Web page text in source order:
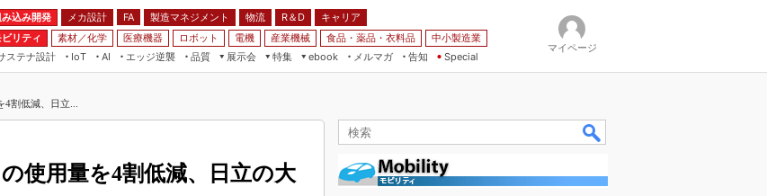
込み開発 メカ設計 FA 製造マネジメント 物流 R＆D
キャリア
リティ 素材／化学 医療機器 ロボット 電機 産業機械 食品・薬品・衣料品
中小製造業
ステナ設計
IoT
AI
エッジ逆襲 品質
展示会
JIMTOF
IIFES
特集
フィールドサービス
ebook
FA
モビリティ
メルマガ
告知 Special
マイページ
割低減、日立...
使用量を4割低減、日立の大